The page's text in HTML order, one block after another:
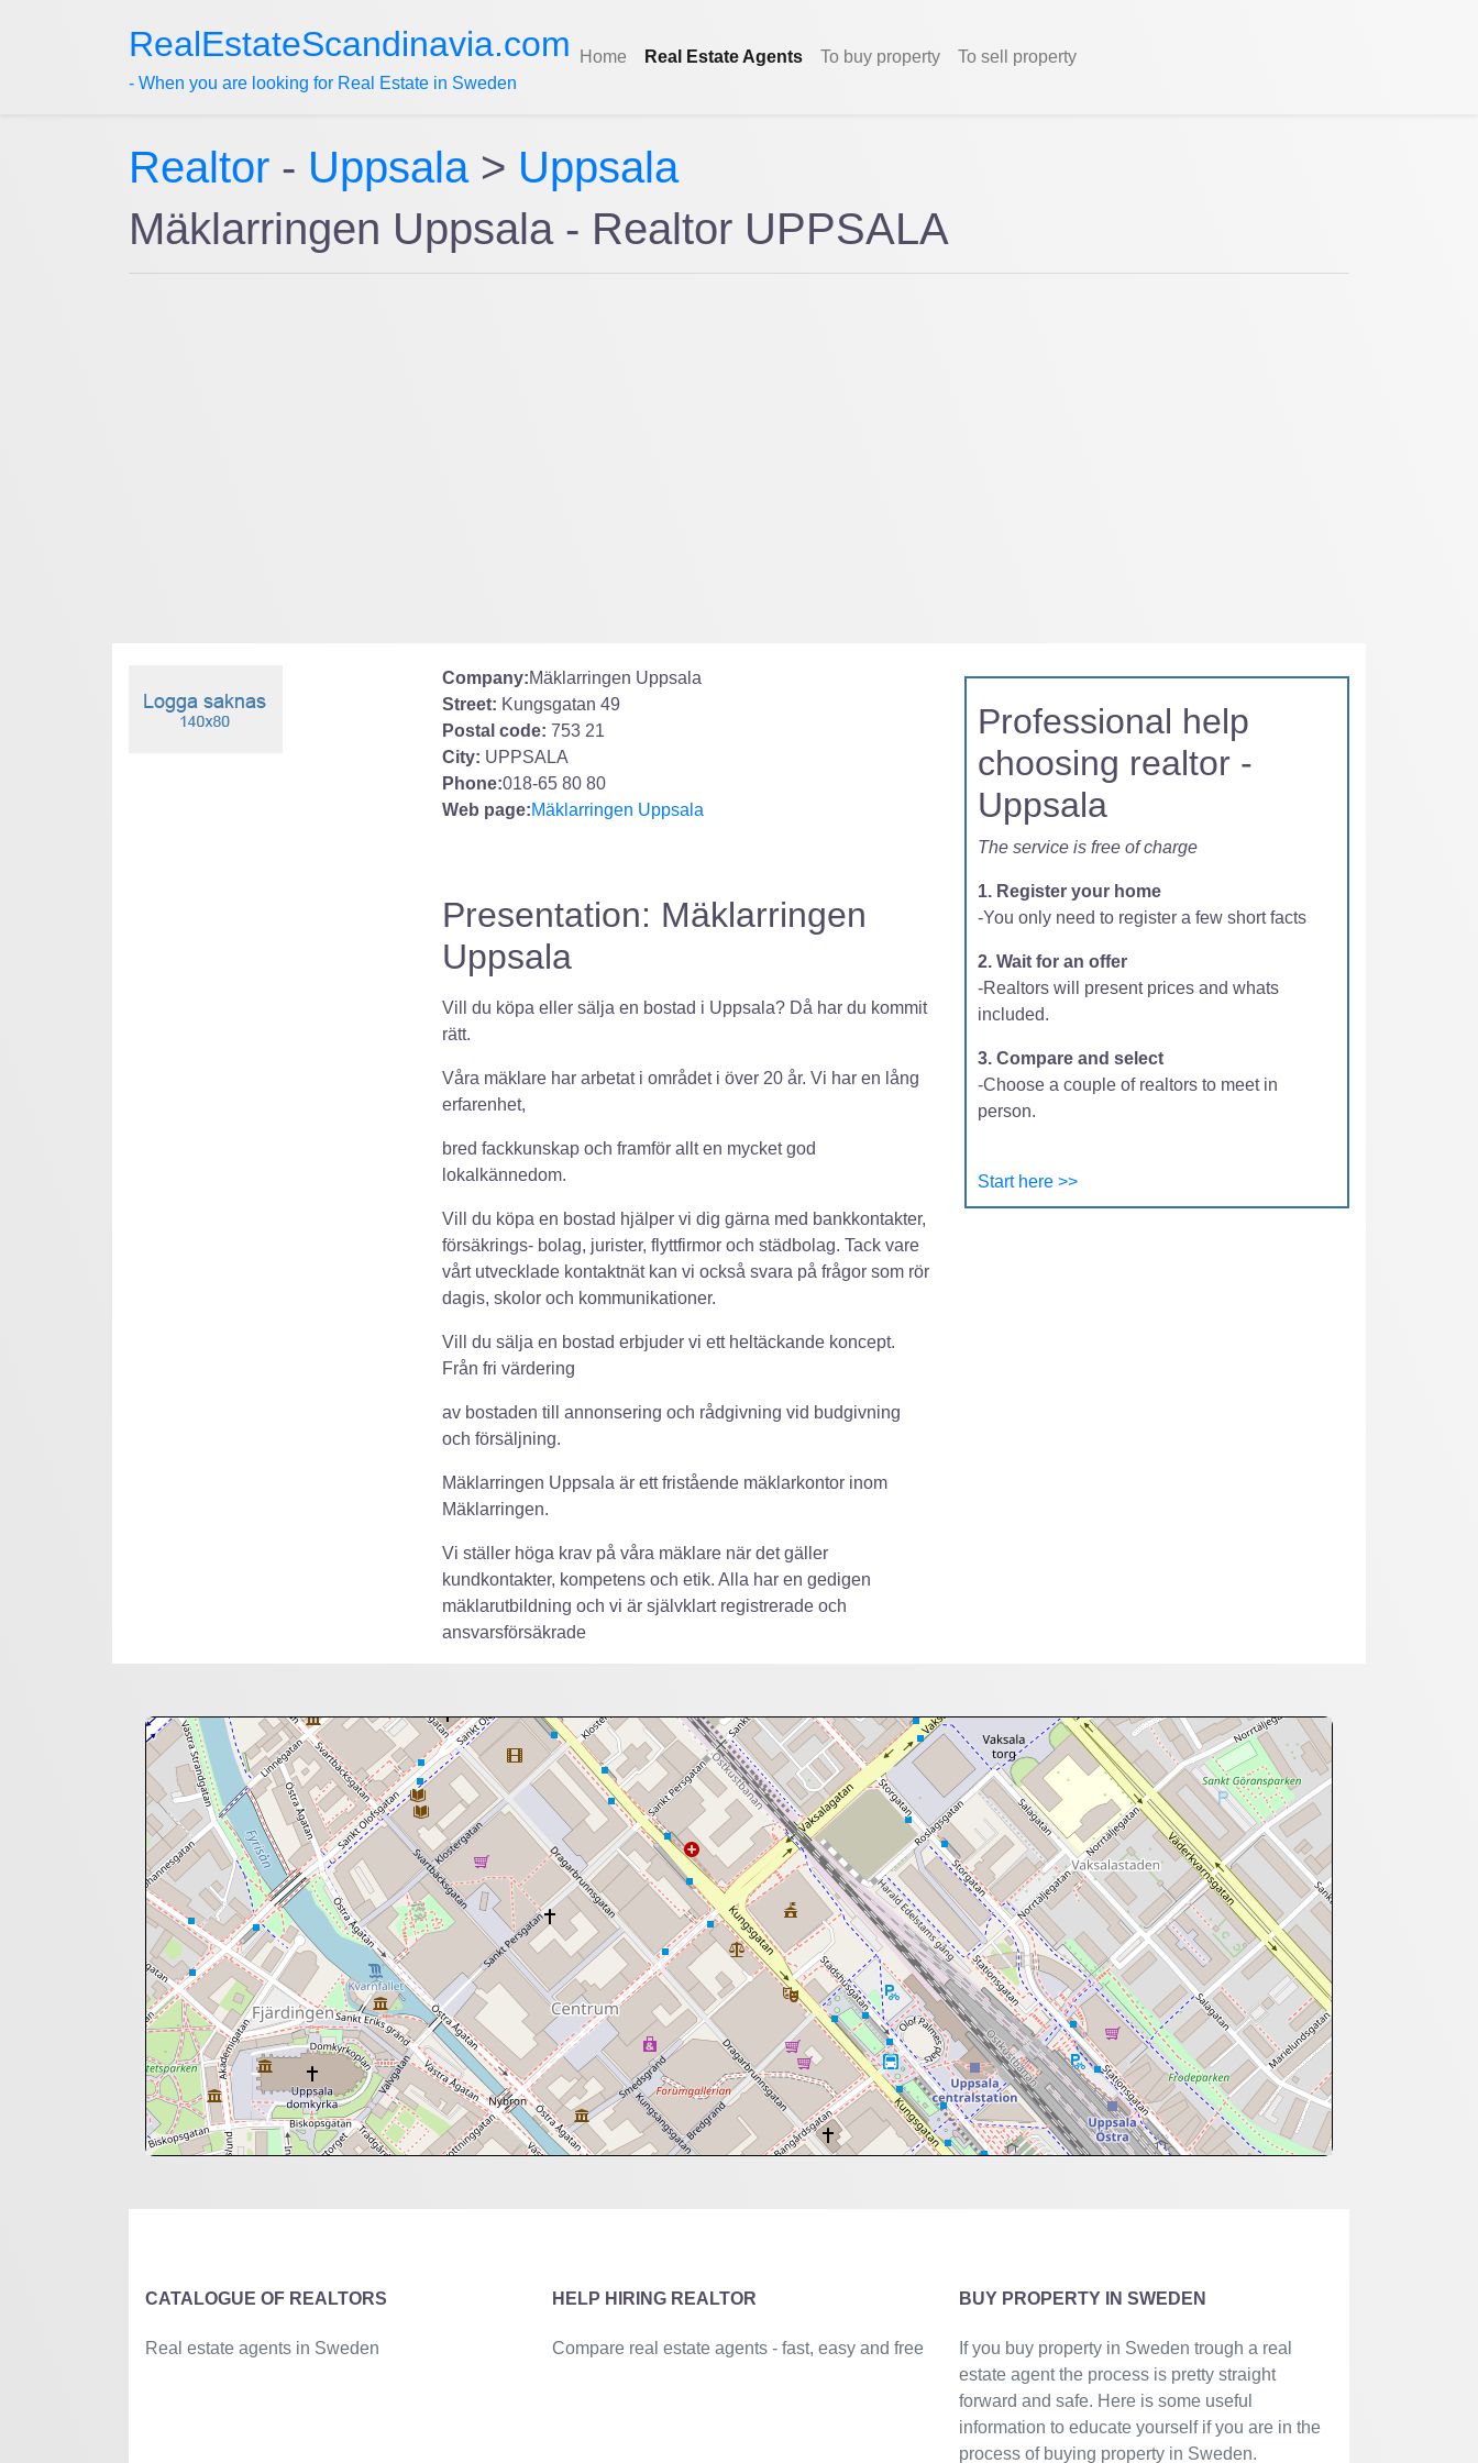
RealEstateScandinavia.com
- When you are looking for Real Estate in Sweden
Home Real Estate Agents To buy property To sell property
Realtor - Uppsala> Uppsala
Mäklarringen Uppsala - Realtor UPPSALA
Company:Mäklarringen Uppsala
Street: Kungsgatan 49
Postal code: 753 21
City: UPPSALA
Phone:018-65 80 80
Web page:Mäklarringen Uppsala
Presentation: Mäklarringen
Uppsala
Vill du köpa eller sälja en bostad i Uppsala? Då har du kommit
rätt.
Våra mäklare har arbetat i området i över 20 år. Vi har en lång
erfarenhet,
bred fackkunskap och framför allt en mycket god
lokalkännedom.
Vill du köpa en bostad hjälper vi dig gärna med bankkontakter,
försäkrings- bolag, jurister, flyttfirmor och städbolag. Tack vare
vårt utvecklade kontaktnät kan vi också svara på frågor som rör
dagis, skolor och kommunikationer.
Vill du sälja en bostad erbjuder vi ett heltäckande koncept.
Från fri värdering
av bostaden till annonsering och rådgivning vid budgivning
och försäljning.
Mäklarringen Uppsala är ett fristående mäklarkontor inom
Mäklarringen.
Vi ställer höga krav på våra mäklare när det gäller
kundkontakter, kompetens och etik. Alla har en gedigen
mäklarutbildning och vi är självklart registrerade och
ansvarsförsäkrade
Professional help
choosing realtor -
Uppsala
The service is free of charge
1. Register your home
-You only need to register a few short facts
2. Wait for an offer
-Realtors will present prices and whats
included.
3. Compare and select
-Choose a couple of realtors to meet in
person.
Start here >>
CATALOGUE OF REALTORS
Real estate agents in Sweden
HELP HIRING REALTOR
Compare real estate agents - fast, easy and free
BUY PROPERTY IN SWEDEN
If you buy property in Sweden trough a real
estate agent the process is pretty straight
forward and safe. Here is some useful
information to educate yourself if you are in the
process of buying property in Sweden.